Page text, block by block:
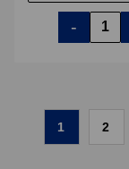
-
1 2